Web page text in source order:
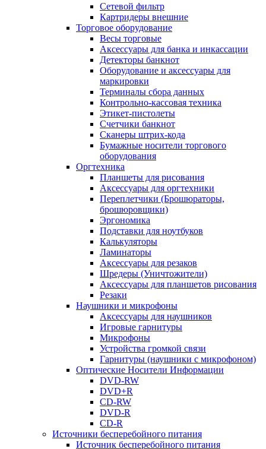
Сетевой фильтр
Картридеры внешние
Торговое оборудование
Весы торговые
Аксессуары для банка и инкассации
Детекторы банкнот
Оборудование и аксессуары для
маркировки
Терминалы сбора данных
Контрольно-кассовая техника
Этикет-пистолеты
Счетчики банкнот
Сканеры штрих-кода
Бумажные носители торгового
оборудования
Оргтехника
Планшеты для рисования
Аксессуары для оргтехники
Переплетчики (Брошюраторы,
брошюровщики)
Эргономика
Подставки для ноутбуков
Калькуляторы
Ламинаторы
Аксессуары для резаков
Шредеры (Уничтожители)
Аксессуары для планшетов рисования
Резаки
Наушники и микрофоны
Аксессуары для наушников
Игровые гарнитуры
Микрофоны
Устройства громкой связи
Гарнитуры (наушники с микрофоном)
Оптические Носители Информации
DVD-RW
DVD+R
CD-RW
DVD-R
CD-R
Источники бесперебойного питания
Источник бесперебойного питания